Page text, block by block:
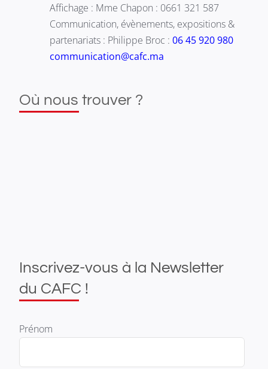
Affichage : Mme Chapon : 0661 321 587
Communication, évènements, expositions &
partenariats : Philippe Broc : 06 45 920 980
communication@cafc.ma
Où nous trouver ?
Inscrivez-vous à la Newsletter
du CAFC !
Prénom